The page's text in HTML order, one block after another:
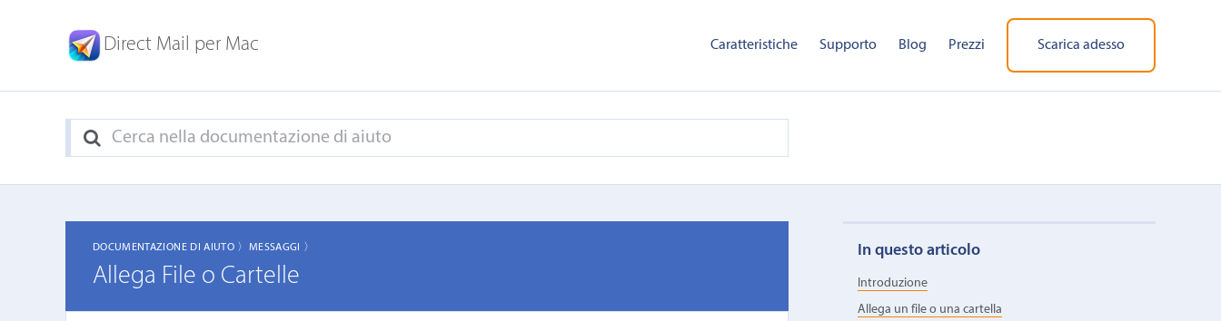
Direct Mail per Mac Caratteristiche Supporto Blog Prezzi Scarica adesso
DOCUMENTAZIONE DI AIUTO 〉 MESSAGGI 〉
Allega File o Cartelle
In questo articolo
Introduzione
Allega un file o una cartella